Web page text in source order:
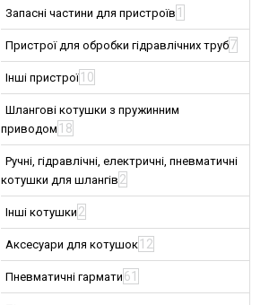
Запасні частини для пристроїв 1
Пристрої для обробки гідравлічних труб7
Інші пристрої 10
Шлангові котушки з пружинним
приводом 18
Ручні, гідравлічні, електричні, пневматичні
котушки для шлангів 2
Інші котушки 2
Аксесуари для котушок 12
Пневматичні гармати 61